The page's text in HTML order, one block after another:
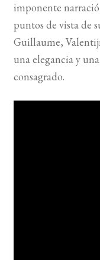
imponente
puntos de vista de
Guillaume,
una elegancia y
consagrado.